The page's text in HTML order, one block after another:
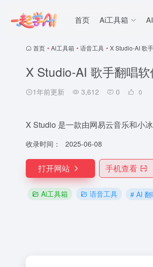
首页 Ai工具箱
首页 • Ai工具箱 • 语音工具 • X Studio-AI 歌
X Studio-AI 歌手翻唱
1年前更新 3,612 0 0
X Studio 是一款由网易云音乐和小
收录时间： 2025-06-08
打开网站 手机查看
Ai工具箱 语音工具 # AI 翻